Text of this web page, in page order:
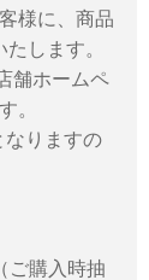
様に、商品
します。
舗ホームペ
。
なりますの
（ご購入時抽